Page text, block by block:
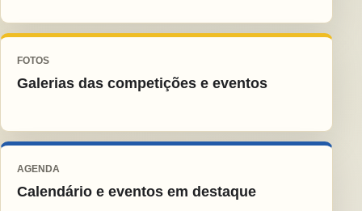
FOTOS
Galerias das competições e eventos
AGENDA
Calendário e eventos em destaque